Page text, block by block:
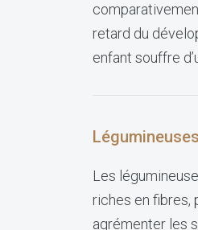
retard du
enfant souffre
Les
riches en fibres,
agrémenter les